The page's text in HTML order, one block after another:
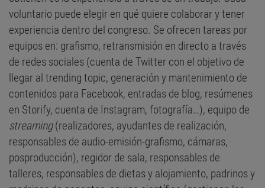
voluntario puede elegir en qué quiere colaborar y tener
experiencia dentro del congreso. Se ofrecen tareas por
equipos en: grafismo, retransmisión en directo a través
de redes sociales (cuenta de Twitter con el objetivo de
llegar al trending topic, generación y mantenimiento de
contenidos para Facebook, entradas de blog, resúmenes
en Storify, cuenta de Instagram, fotografía…), equipo de
streaming(realizadores, ayudantes de realización,
responsables de audio-emisión-grafismo, cámaras,
posproducción), regidor de sala, responsables de
talleres, responsables de dietas y alojamiento, padrinos y